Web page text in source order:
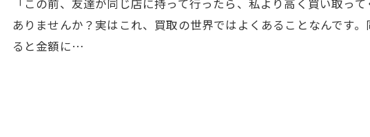
「この前、友達が同じ店に持って行ったら、私より高く買い取っ
ありませんか？実はこれ、買取の世界ではよくあることなんです
ると金額に…